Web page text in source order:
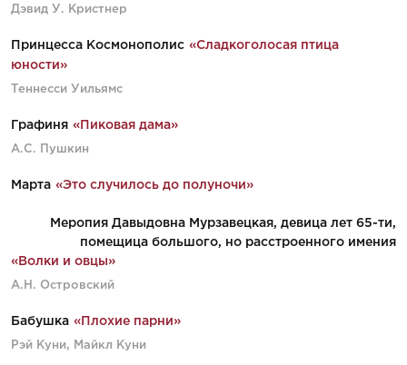
Дэвид У. Кристнер
Принцесса Космонополис «Сладкоголосая птица
юности»
Теннесси Уильямс
Графиня «Пиковая дама»
А.С. Пушкин
Марта «Это случилось до полуночи»
Меропия Давыдовна Мурзавецкая, девица лет 65-ти,
помещица большого, но расстроенного имения
«Волки и овцы»
А.Н. Островский
Бабушка «Плохие парни»
Рэй Куни, Майкл Куни